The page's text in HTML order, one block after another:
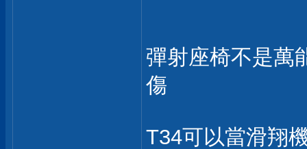
彈射座椅不是萬
傷
T34可以當滑翔